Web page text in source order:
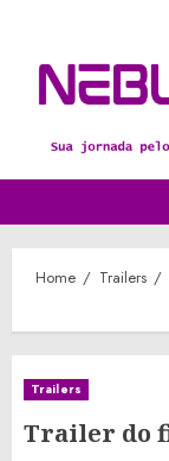
content
Home Trailers
Trailers
Trailer do